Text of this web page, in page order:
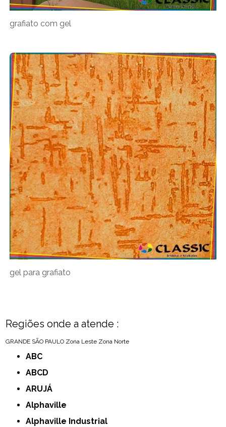
grafiato com gel
gel para grafiato
Regiões onde a atende :
GRANDE SÃO PAULO Zona Leste Zona Norte
ABC
ABCD
ARUJÁ
Alphaville
Alphaville Industrial